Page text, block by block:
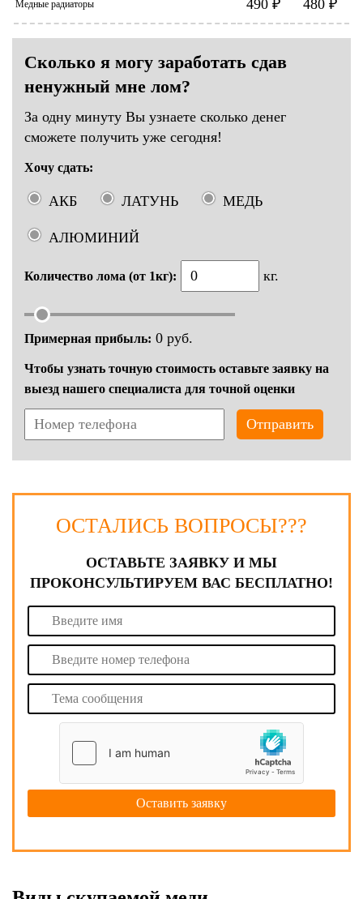
Медные радиаторы 490 ₽ 480 ₽
Сколько я могу заработать сдав
ненужный мне лом?
За одну минуту Вы узнаете сколько денег
сможете получить уже сегодня!
Хочу сдать:
АКБ ЛАТУНЬ МЕДЬ
АЛЮМИНИЙ
Количество лома (от 1кг): кг.
Примерная прибыль: 0 руб.
Чтобы узнать точную стоимость оставьте заявку на
выезд нашего специалиста для точной оценки
Отправить
ОСТАЛИСЬ ВОПРОСЫ???
ОСТАВЬТЕ ЗАЯВКУ И МЫ
ПРОКОНСУЛЬТИРУЕМ ВАС БЕСПЛАТНО!